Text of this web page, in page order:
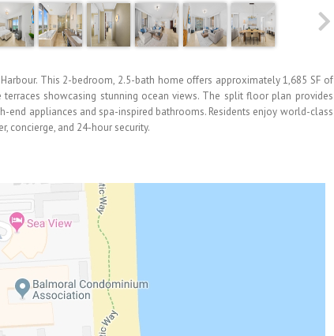
This 2-bedroom, 2.5-bath home offers approximately 1,685 SF of
showcasing stunning ocean views. The split floor plan provides
end appliances and spa-inspired bathrooms. Residents enjoy world-class
concierge, and 24-hour security.